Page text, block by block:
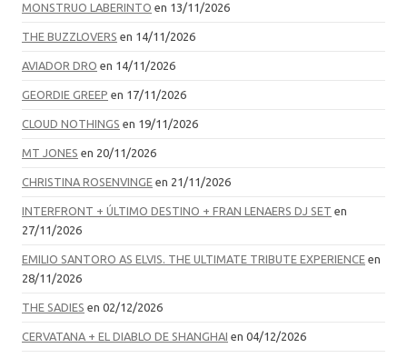
MONSTRUO LABERINTO en 13/11/2026
THE BUZZLOVERS en 14/11/2026
AVIADOR DRO en 14/11/2026
GEORDIE GREEP en 17/11/2026
CLOUD NOTHINGS en 19/11/2026
MT JONES en 20/11/2026
CHRISTINA ROSENVINGE en 21/11/2026
INTERFRONT + ÚLTIMO DESTINO + FRAN LENAERS DJ SET en
27/11/2026
EMILIO SANTORO AS ELVIS. THE ULTIMATE TRIBUTE EXPERIENCE en
28/11/2026
THE SADIES en 02/12/2026
CERVATANA + EL DIABLO DE SHANGHAI en 04/12/2026